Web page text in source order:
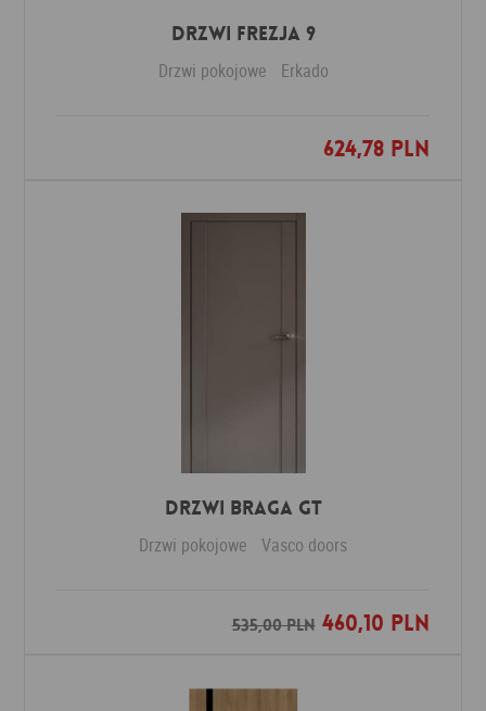
DRZWI FREZJA 9
Drzwi pokojowe Erkado
624,78 PLN
Dodaj do ulubionych
Drzwi Braga GT
Drzwi pokojowe Vasco doors
535,00 PLN460,10 PLN
Dodaj do ulubionych